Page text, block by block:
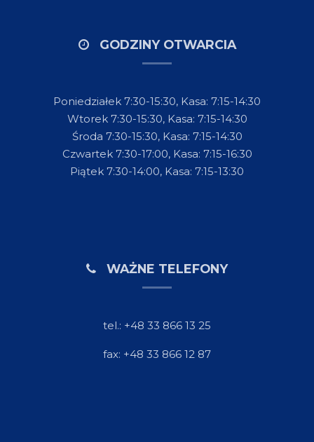
GODZINY OTWARCIA
Poniedziałek 7:30-15:30, Kasa: 7:15-14:30
Wtorek 7:30-15:30, Kasa: 7:15-14:30
Środa 7:30-15:30, Kasa: 7:15-14:30
Czwartek 7:30-17:00, Kasa: 7:15-16:30
Piątek 7:30-14:00, Kasa: 7:15-13:30
WAŻNE TELEFONY
tel.: +48 33 866 13 25
fax: +48 33 866 12 87